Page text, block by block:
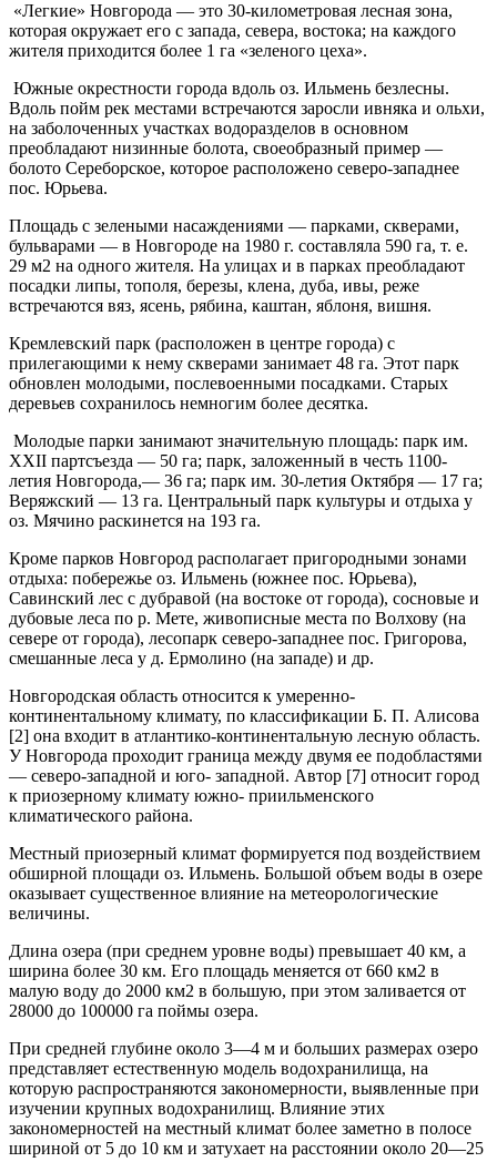
«Легкие» Новгорода — это 30-километровая лесная зона,
которая окружает его с запада, севера, востока; на каждого
жителя приходится более 1 га «зеленого цеха».
Южные окрестности города вдоль оз. Ильмень безлесны.
Вдоль пойм рек местами встречаются заросли ивняка и ольхи,
на заболоченных участках водоразделов в основном
преобладают низинные болота, своеобразный пример —
болото Сереборское, которое расположено северо-западнее
пос. Юрьева.
Площадь с зелеными насаждениями — парками, скверами,
бульварами — в Новгороде на 1980 г. составляла 590 га, т. е.
29 м2 на одного жителя. На улицах и в парках преобладают
посадки липы, тополя, березы, клена, дуба, ивы, реже
встречаются вяз, ясень, рябина, каштан, яблоня, вишня.
Кремлевский парк (расположен в центре города) с
прилегающими к нему скверами занимает 48 га. Этот парк
обновлен молодыми, послевоенными посадками. Старых
деревьев сохранилось немногим более десятка.
Молодые парки занимают значительную площадь: парк им.
XXII партсъезда — 50 га; парк, заложенный в честь 1100-
летия Новгорода,— 36 га; парк им. 30-летия Октября — 17 га;
Веряжский — 13 га. Центральный парк культуры и отдыха у
оз. Мячино раскинется на 193 га.
Кроме парков Новгород располагает пригородными зонами
отдыха: побережье оз. Ильмень (южнее пос. Юрьева),
Савинский лес с дубравой (на востоке от города), сосновые и
дубовые леса по р. Мете, живописные места по Волхову (на
севере от города), лесопарк северо-западнее пос. Григорова,
смешанные леса у д. Ермолино (на западе) и др.
Новгородская область относится к умеренно-
континентальному климату, по классификации Б. П. Алисова
[2] она входит в атлантико-континентальную лесную область.
У Новгорода проходит граница между двумя ее подобластями
— северо-западной и юго- западной. Автор [7] относит город
к приозерному климату южно- приильменского
климатического района.
Местный приозерный климат формируется под воздействием
обширной площади оз. Ильмень. Большой объем воды в озере
оказывает существенное влияние на метеорологические
величины.
Длина озера (при среднем уровне воды) превышает 40 км, а
ширина более 30 км. Его площадь меняется от 660 км2 в
малую воду до 2000 км2 в большую, при этом заливается от
28000 до 100000 га поймы озера.
При средней глубине около 3—4 м и больших размерах озеро
представляет естественную модель водохранилища, на
которую распространяются закономерности, выявленные при
изучении крупных водохранилищ. Влияние этих
закономерностей на местный климат более заметно в полосе
шириной от 5 до 10 км и затухает на расстоянии около 20—25